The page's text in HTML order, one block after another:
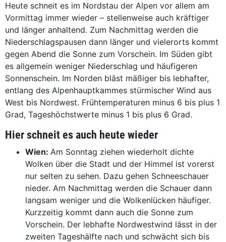
Heute schneit es im Nordstau der Alpen vor allem am
Vormittag immer wieder – stellenweise auch kräftiger
und länger anhaltend. Zum Nachmittag werden die
Niederschlagspausen dann länger und vielerorts kommt
gegen Abend die Sonne zum Vorschein. Im Süden gibt
es allgemein weniger Niederschlag und häufigeren
Sonnenschein. Im Norden bläst mäßiger bis lebhafter,
entlang des Alpenhauptkammes stürmischer Wind aus
West bis Nordwest. Frühtemperaturen minus 6 bis plus 1
Grad, Tageshöchstwerte minus 1 bis plus 6 Grad.
Hier schneit es auch heute wieder
Wien: Am Sonntag ziehen wiederholt dichte
Wolken über die Stadt und der Himmel ist vorerst
nur selten zu sehen. Dazu gehen Schneeschauer
nieder. Am Nachmittag werden die Schauer dann
langsam weniger und die Wolkenlücken häufiger.
Kurzzeitig kommt dann auch die Sonne zum
Vorschein. Der lebhafte Nordwestwind lässt in der
zweiten Tageshälfte nach und schwächt sich bis